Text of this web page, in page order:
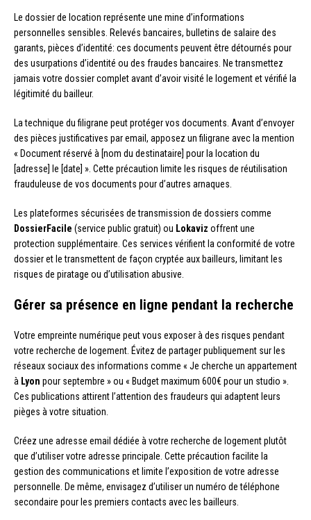
Le dossier de location représente une mine d’informations
personnelles sensibles. Relevés bancaires, bulletins de salaire des
garants, pièces d’identité: ces documents peuvent être détournés pour
des usurpations d’identité ou des fraudes bancaires. Ne transmettez
jamais votre dossier complet avant d’avoir visité le logement et vérifié la
légitimité du bailleur.
La technique du filigrane peut protéger vos documents. Avant d’envoyer
des pièces justificatives par email, apposez un filigrane avec la mention
« Document réservé à [nom du destinataire] pour la location du
[adresse] le [date] ». Cette précaution limite les risques de réutilisation
frauduleuse de vos documents pour d’autres arnaques.
Les plateformes sécurisées de transmission de dossiers comme
DossierFacile (service public gratuit) ou Lokaviz offrent une
protection supplémentaire. Ces services vérifient la conformité de votre
dossier et le transmettent de façon cryptée aux bailleurs, limitant les
risques de piratage ou d’utilisation abusive.
Gérer sa présence en ligne pendant la recherche
Votre empreinte numérique peut vous exposer à des risques pendant
votre recherche de logement. Évitez de partager publiquement sur les
réseaux sociaux des informations comme « Je cherche un appartement
à Lyon pour septembre » ou « Budget maximum 600€ pour un studio ».
Ces publications attirent l’attention des fraudeurs qui adaptent leurs
pièges à votre situation.
Créez une adresse email dédiée à votre recherche de logement plutôt
que d’utiliser votre adresse principale. Cette précaution facilite la
gestion des communications et limite l’exposition de votre adresse
personnelle. De même, envisagez d’utiliser un numéro de téléphone
secondaire pour les premiers contacts avec les bailleurs.